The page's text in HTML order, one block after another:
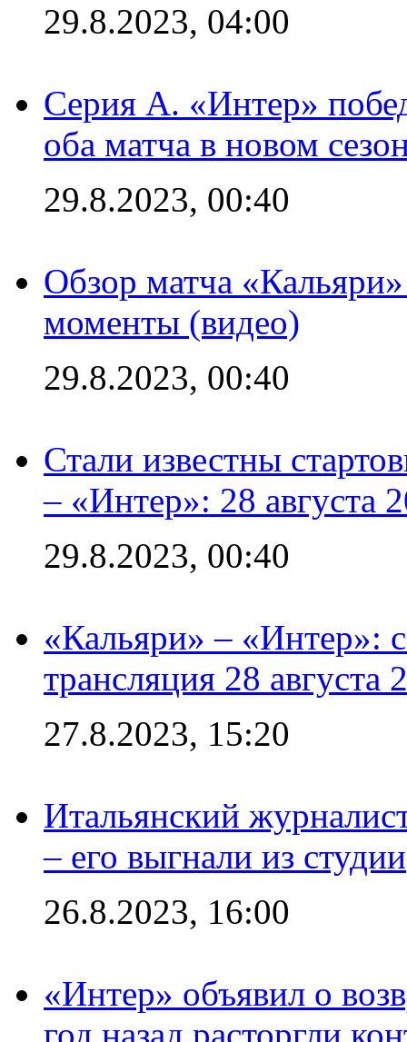
29.8.2023, 04:00
Серия А. «Интер»
оба матча в новом
29.8.2023, 00:40
Обзор матча
моменты (видео)
29.8.2023, 00:40
Стали известны
– «Интер»: 28 августа
29.8.2023, 00:40
«Кальяри» – «Интер»:
трансляция 28 августа
27.8.2023, 15:20
Итальянский
– его выгнали из студии
26.8.2023, 16:00
«Интер» объявил о
год назад расторгли